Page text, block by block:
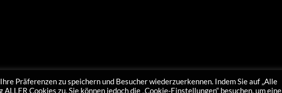
Präferenzen zu speichern und Besucher wiederzuerkennen. Indem Sie auf „Alle
Cookies zu. Sie können jedoch die „Cookie-Einstellungen“ besuchen, um eine